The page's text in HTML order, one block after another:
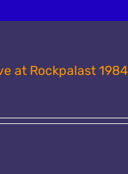
at Rockpalast